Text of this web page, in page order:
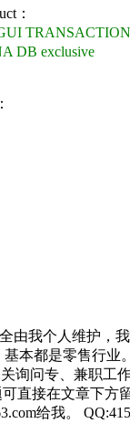
：
TRANSACTION
DB exclusive
由我个人维护，
基本都是零售行业
询问专、兼职工
直接在文章下方
给我。